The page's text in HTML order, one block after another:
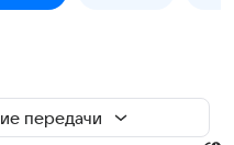
передачи